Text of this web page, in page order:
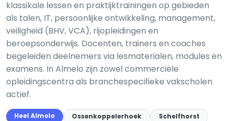
klassikale lessen en praktijktrainingen op gebieden
als talen, IT, persoonlijke ontwikkeling, management,
veiligheid (BHV, VCA), rijopleidingen en
beroepsonderwijs. Docenten, trainers en coaches
begeleiden deelnemers via lesmaterialen, modules en
examens. In Almelo zijn zowel commerciële
opleidingscentra als branchespecifieke vakscholen
actief.
Heel Almelo Ossenkoppelerhoek
Schelfhorst